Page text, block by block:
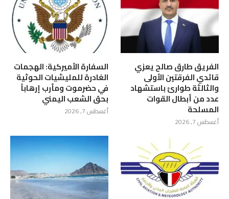
الفريق طارق صالح يعزي
قائدي الفرقتين الأولى
والثالثة طوارئ باستشهاد
عدد من أبطال القوات
المسلحة
أغسطس 7, 2026
السفارة الأميركية: الهجمات
الغادرة للمليشيات الحوثية
في حضرموت ومأرب إرهاباً
بحق الشعب اليمني
أغسطس 7, 2026